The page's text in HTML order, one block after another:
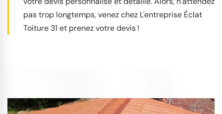
pas trop longtemps, venez chez L'entreprise Éclat
Toiture 31 et prenez votre devis !